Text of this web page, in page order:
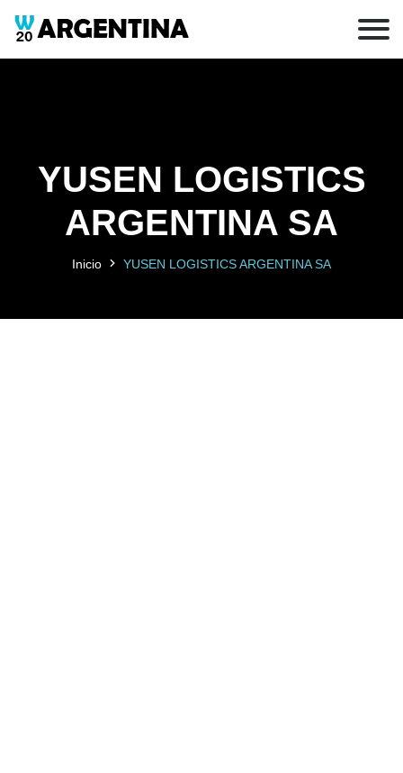
YUSEN LOGISTICS
ARGENTINA SA
Inicio YUSEN LOGISTICS ARGENTINA SA